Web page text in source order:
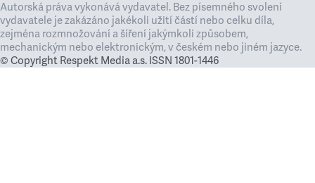
Autorská práva vykonává vydavatel. Bez písemného svolení
vydavatele je zakázáno jakékoli užití částí nebo celku díla,
zejména rozmnožování a šíření jakýmkoli způsobem,
mechanickým nebo elektronickým, v českém nebo jiném jazyce.
© Copyright Respekt Media a.s. ISSN 1801-1446